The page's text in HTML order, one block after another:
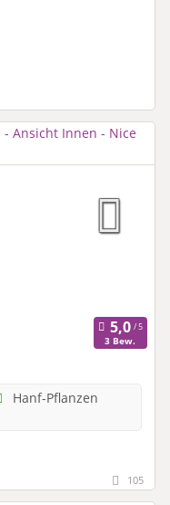
3 Bew.
Hanf-Pflanzen
105